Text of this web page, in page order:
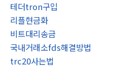
테더tron구입
리플현금화
비트대리송금
국내거래소fds해결방법
trc20사는법